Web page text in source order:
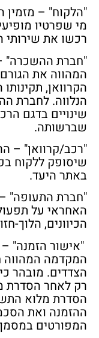
"הלקוח" – מזמין
מי שפרטיו
רכשו את שירותי
"חברת ההשכרה"
המהווה את
הקרוואן,
הנלווה. לחברת
שינויים בדגם
שברשותה.
"רכב/קרוואן" –
שיסופק ללקוח
באתר היעד.
"חברת התעופה"
האחראי על
הכיוונים, הלוך-
"אישור הזמנה" –
המקדמה המהווה
הצדדים. מובהר
רק לאחר הסדרת
הסדרת מלוא
ההזמנה ואת
המפורטים